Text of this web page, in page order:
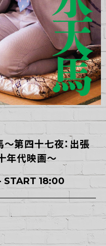
～第四十七夜：出張
年代映画～
START 18:00